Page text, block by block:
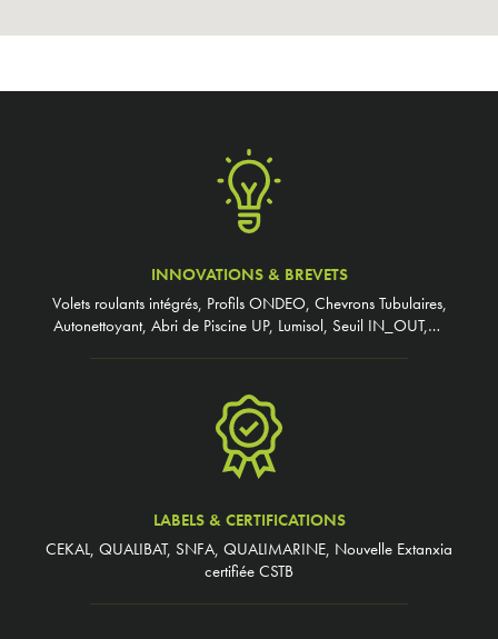
INNOVATIONS & BREVETS
Volets roulants intégrés, Profils ONDEO, Chevrons Tubulaires,
Autonettoyant, Abri de Piscine UP, Lumisol, Seuil IN_OUT,…
LABELS & CERTIFICATIONS
CEKAL, QUALIBAT, SNFA, QUALIMARINE, Nouvelle Extanxia
certifiée CSTB